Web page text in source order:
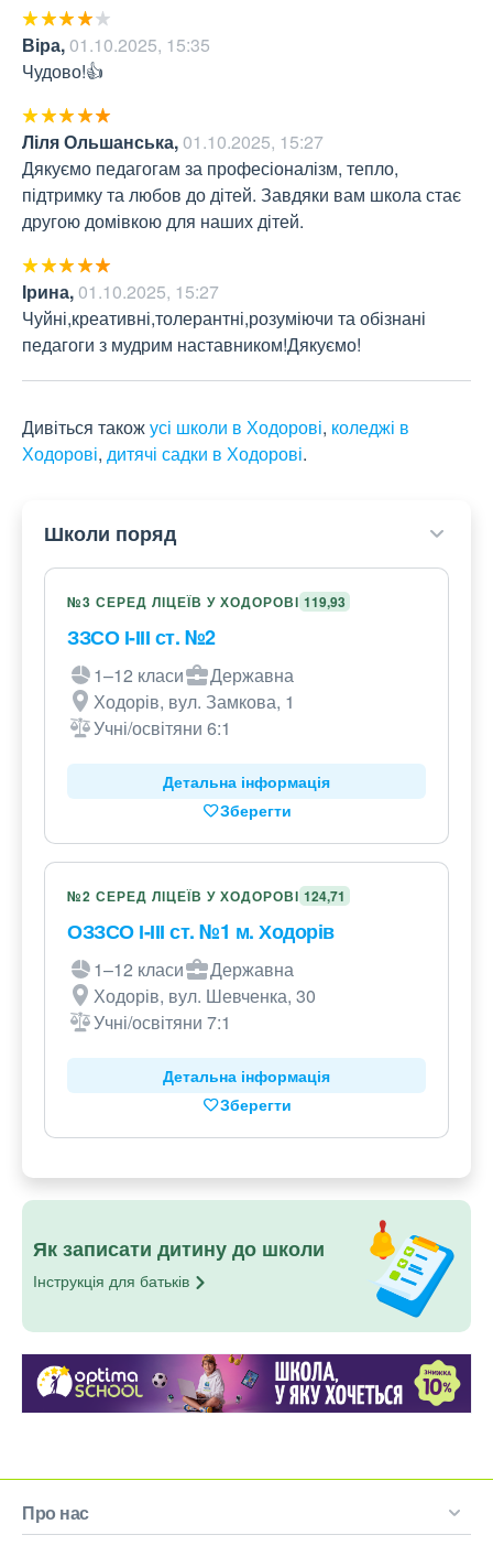
Віра,01.10.2025, 15:35
Чудово!👍
Ліля Ольшанська,01.10.2025, 15:27
Дякуємо педагогам за професіоналізм, тепло,
підтримку та любов до дітей. Завдяки вам школа стає
другою домівкою для наших дітей.
Ірина,01.10.2025, 15:27
Чуйні,креативні,толерантні,розуміючи та обізнані
педагоги з мудрим наставником!Дякуємо!
Дивіться такожусі школи в Ходорові, коледжі в
Ходорові, дитячі садки в Ходорові.
Школи поряд
№3 СЕРЕД ЛІЦЕЇВ У ХОДОРОВІ 119,93
ЗЗСО І-ІІІ ст. №2
1–12 класи
Державна
Ходорів, вул. Замкова, 1
Учні/освітяни 6:1
Детальна інформація
Зберегти
№2 СЕРЕД ЛІЦЕЇВ У ХОДОРОВІ 124,71
ОЗЗСО І-ІІІ ст. №1 м. Ходорів
1–12 класи
Державна
Ходорів, вул. Шевченка, 30
Учні/освітяни 7:1
Детальна інформація
Зберегти
Як записати дитину до школи
Інструкція для батьків
Про нас